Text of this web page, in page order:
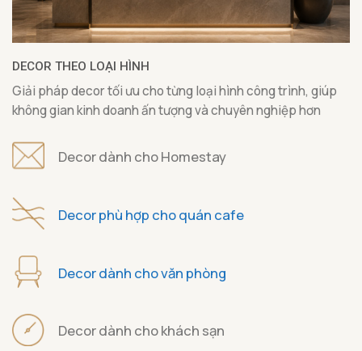
DECOR THEO LOẠI HÌNH
Giải pháp decor tối ưu cho từng loại hình công trình, giúp
không gian kinh doanh ấn tượng và chuyên nghiệp hơn
Decor dành cho Homestay
Decor phù hợp cho quán cafe
Decor dành cho văn phòng
Decor dành cho khách sạn